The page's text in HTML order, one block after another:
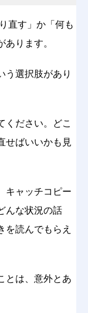
直す」か「何も
ります。
う選択肢があり
ください。どこ
せばいいかも見
キャッチコピー
んな状況の話
を読んでもらえ
とは、意外とあ